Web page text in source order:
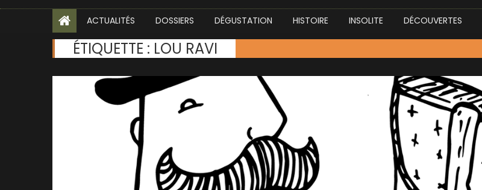
ACTUALITÉS DOSSIERS DÉGUSTATION HISTOIRE INSOLITE DÉCOUVERTES
ÉTIQUETTE : LOU RAVI